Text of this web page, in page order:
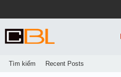
Tìm kiếm Recent Posts